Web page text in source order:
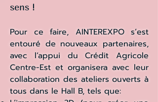
sens !
Pour ce faire, AINTEREXPO s’est
entouré de nouveaux partenaires,
avec l’appui du Crédit Agricole
Centre-Est et organisera avec leur
collaboration des ateliers ouverts à
tous dans le Hall B, tels que: